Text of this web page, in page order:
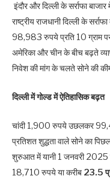
इंदौर और दिल्ली के सर्राफा
राष्ट्रीय राजधानी दिल्ली के
98,983 रुपये प्रति 10 ग्राम
अमेरिका और चीन के बीच बढ़ते
निवेश की मांग के चलते सोने की
दिल्ली में गोल्ड में ऐतिहासिक बढ़त
चांदी 1,900 रुपये उछलकर
प्रतिशत शुद्धता वाले सोने का
शुरुआत में यानी 1 जनवरी
18,710 रुपये या करीब 23.5